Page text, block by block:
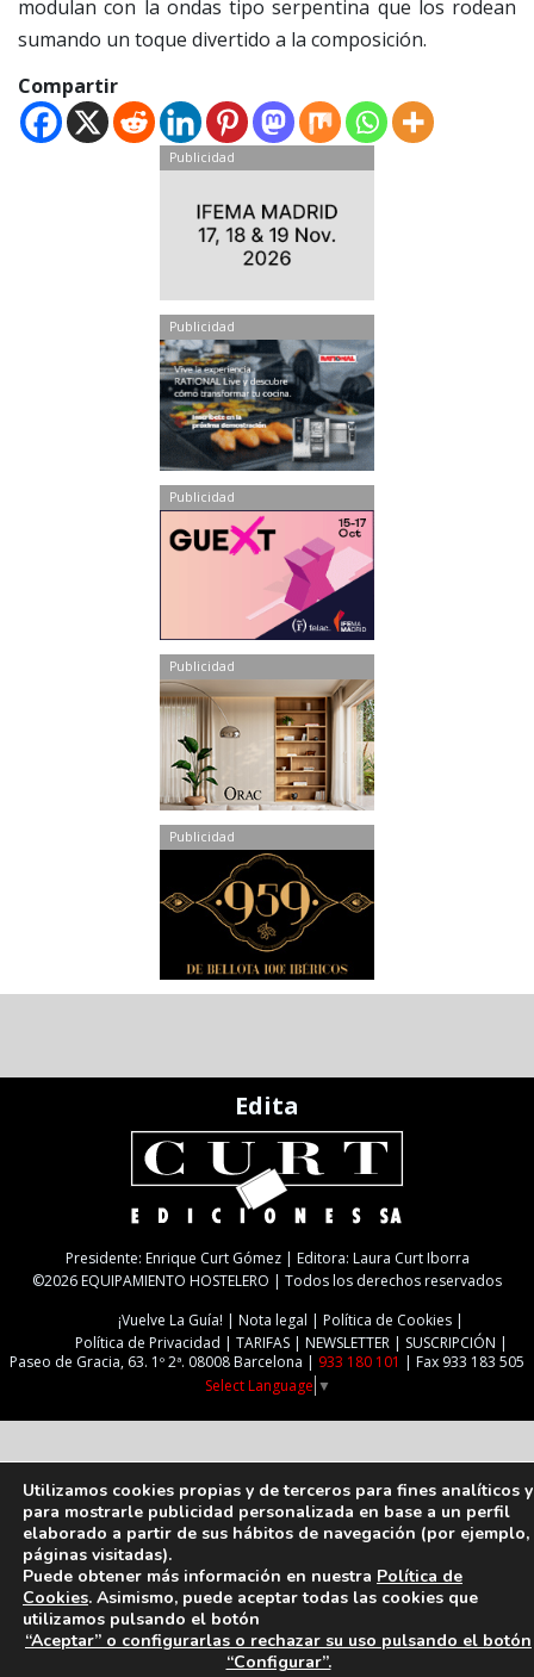
modulan con la ondas tipo serpentina que los rodean
sumando un toque divertido a la composición.
Compartir
Publicidad
Publicidad
Publicidad
Publicidad
Publicidad
Edita
Presidente: Enrique Curt Gómez | Editora: Laura Curt Iborra
©2026 EQUIPAMIENTO HOSTELERO | Todos los derechos reservados
¡Vuelve La Guía!
Nota legal
Política de Cookies
Política de Privacidad
TARIFAS NEWSLETTER
SUSCRIPCIÓN
Paseo de Gracia, 63. 1º 2ª. 08008 Barcelona | 933 180 101 | Fax 933 183 505
Select Language ▼
Utilizamos cookies propias y de terceros para fines analíticos y
para mostrarle publicidad personalizada en base a un perfil
elaborado a partir de sus hábitos de navegación (por ejemplo,
páginas visitadas).
Puede obtener más información en nuestra Política de
Cookies. Asimismo, puede aceptar todas las cookies que
utilizamos pulsando el botón
“Aceptar” o configurarlas o rechazar su uso pulsando el botón
“Configurar”.